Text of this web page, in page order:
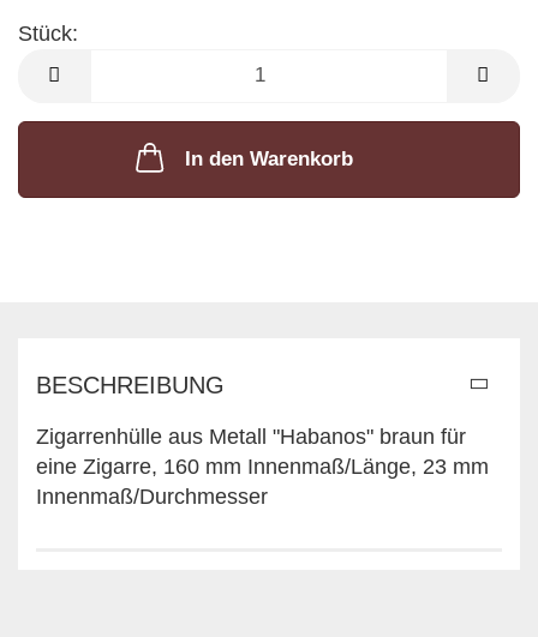
Stück:
Stück
In den Warenkorb
BESCHREIBUNG
Zigarrenhülle aus Metall "Habanos" braun für
eine Zigarre, 160 mm Innenmaß/Länge, 23 mm
Innenmaß/Durchmesser